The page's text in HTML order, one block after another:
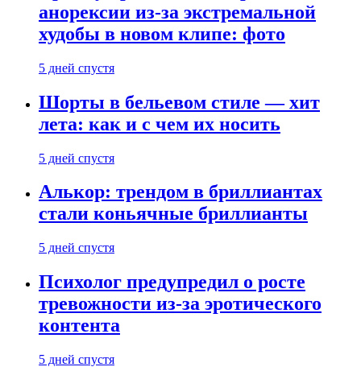
анорексии из-за экстремальной
худобы в новом клипе: фото
5 дней спустя
Шорты в бельевом стиле — хит
лета: как и с чем их носить
5 дней спустя
Алькор: трендом в бриллиантах
стали коньячные бриллианты
5 дней спустя
Психолог предупредил о росте
тревожности из-за эротического
контента
5 дней спустя